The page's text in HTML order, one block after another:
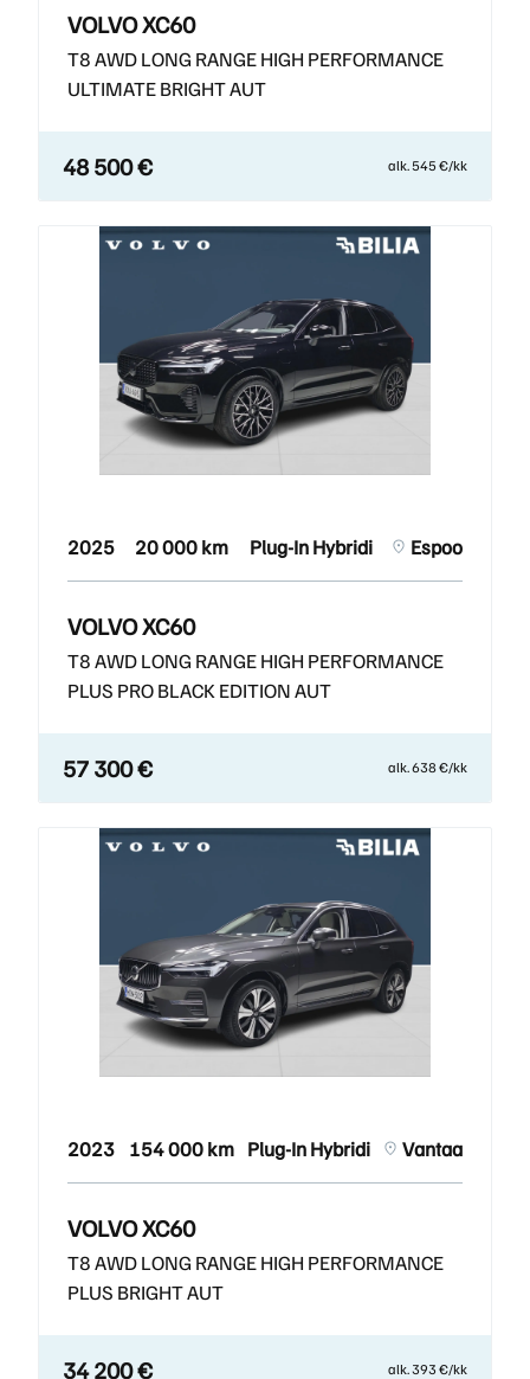
VOLVO XC60
T8 AWD LONG RANGE HIGH PERFORMANCE
ULTIMATE BRIGHT AUT
48 500 € alk. 545 €/kk
2025 20 000 km Plug-In Hybridi Espoo
VOLVO XC60
T8 AWD LONG RANGE HIGH PERFORMANCE
PLUS PRO BLACK EDITION AUT
57 300 € alk. 638 €/kk
2023 154 000 km Plug-In Hybridi Vantaa
VOLVO XC60
T8 AWD LONG RANGE HIGH PERFORMANCE
PLUS BRIGHT AUT
34 200 € alk. 393 €/kk